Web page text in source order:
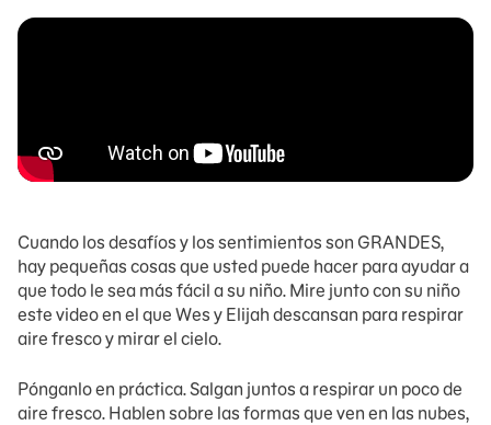
Cuando los desafíos y los sentimientos son GRANDES,
hay pequeñas cosas que usted puede hacer para ayudar a
que todo le sea más fácil a su niño. Mire junto con su niño
este video en el que Wes y Elijah descansan para respirar
aire fresco y mirar el cielo.
Pónganlo en práctica. Salgan juntos a respirar un poco de
aire fresco. Hablen sobre las formas que ven en las nubes,